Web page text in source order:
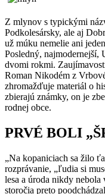
Z mlynov s typickými
Podkolesársky, ale aj
už múku nemelie ani
Posledný, najmodernejší,
dvomi rokmi.
Roman Nikodém z
zhromažďuje materiál o
zbierajú známky, on je
rodnej obce.
PRVÉ BOLI
„Na kopaniciach sa žilo
rozprávanie, „ľudia si
lesa a úroda nikdy
storočia preto